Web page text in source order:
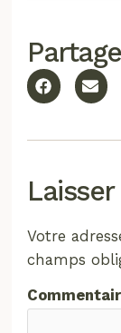
Votre
champs